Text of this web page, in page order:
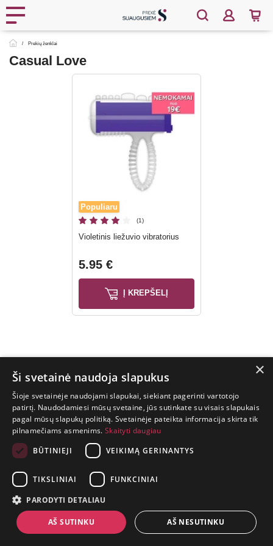
Prekių ženklai
Casual Love
Populiaru
(1)
Violetinis liežuvio vibratorius
5.95 €
Į KREPŠELĮ
GYVENIMAS
TRUMPAS.
PATIRK
NUOTYKĮ.
+370 650 88860
P. Lukšio g. 2, Vilnius ("Sigma" teritorija)
×
Ši svetainė naudoja slapukus
Šioje svetainėje naudojami slapukai, siekiant pagerinti vartotojo
patirtį. Naudodamiesi mūsų svetaine, jūs sutinkate su visais slapukais
pagal mūsų slapukų politiką. Svetainėje pateikta informacija skirta tik
pilnamečiams asmenims. Skaityti daugiau
BŪTINIEJI
VEIKIMĄ GERINANTYS
TIKSLINIAI FUNKCINIAI
PARODYTI DETALIAU
AŠ SUTINKU AŠ NESUTINKU